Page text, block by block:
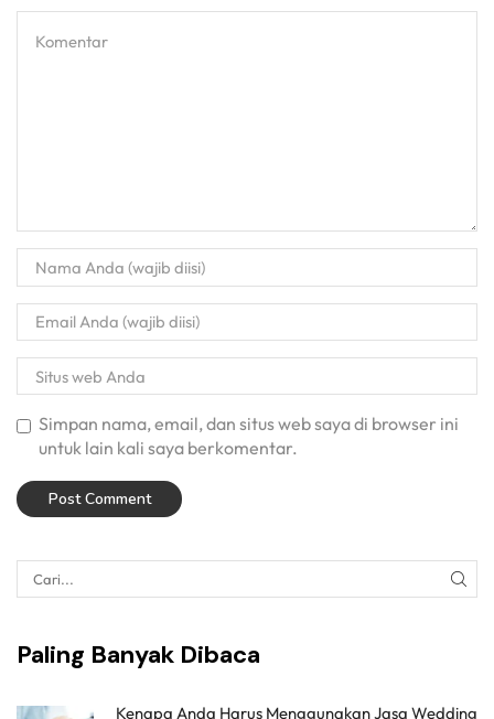
Simpan nama, email, dan situs web saya di browser ini
untuk lain kali saya berkomentar.
Paling Banyak Dibaca
Kenapa Anda Harus Menggunakan Jasa Wedding